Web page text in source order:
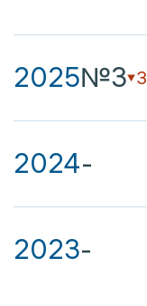
2025№3 3
2024-
2023-